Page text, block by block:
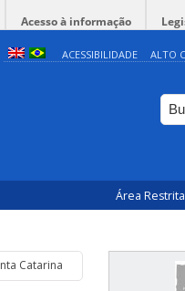
Acesso à informação
ACESSIBILIDADE ALTO
Área Restrita
Catarina